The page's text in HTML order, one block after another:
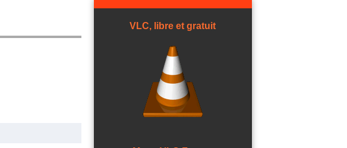
VLC, libre et gratuit